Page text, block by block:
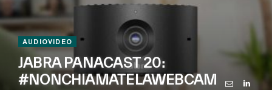
AUDIOVIDEO
JABRA PANACAST 20:
#NONCHIAMATELAWEBCAM